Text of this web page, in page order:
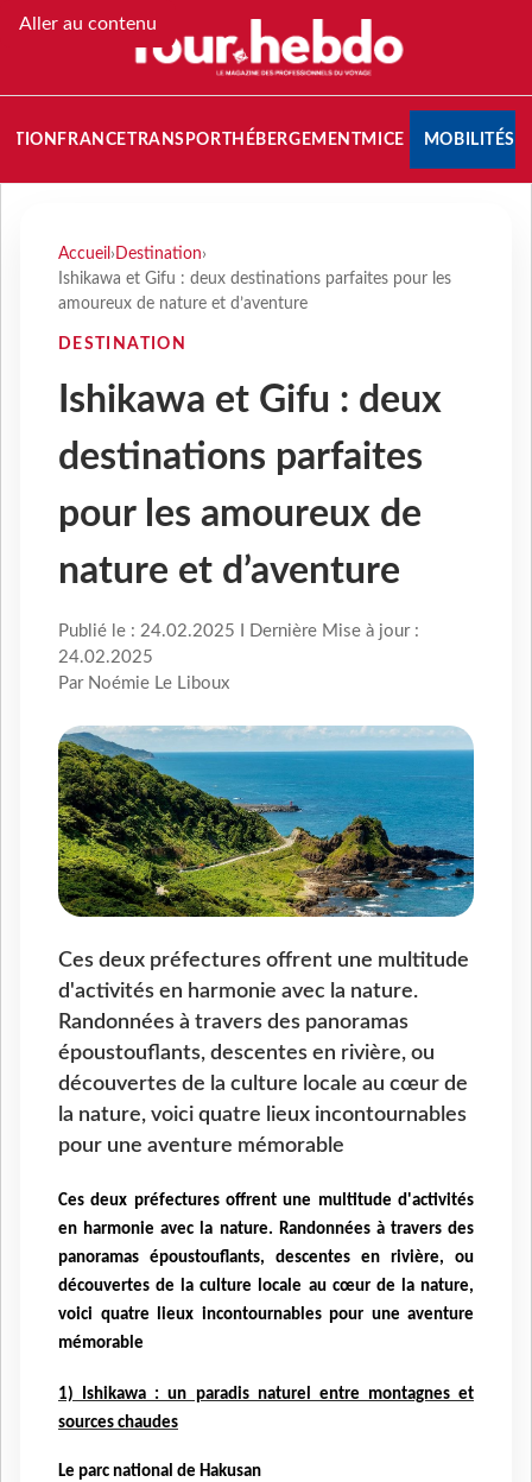
Aller au contenu
FRANCETRANSPORT HÉBERGEMENTMICE MOBILITÉS
Accueil › Destination›
Ishikawa et Gifu : deux destinations parfaites pour les
amoureux de nature et d’aventure
DESTINATION
Ishikawa et Gifu : deux
destinations parfaites
pour les amoureux de
nature et d’aventure
Publié le : 24.02.2025 I Dernière Mise à jour :
24.02.2025
Par Noémie Le Liboux
Ces deux préfectures offrent une multitude
d'activités en harmonie avec la nature.
Randonnées à travers des panoramas
époustouflants, descentes en rivière, ou
découvertes de la culture locale au cœur de
la nature, voici quatre lieux incontournables
pour une aventure mémorable
Ces deux préfectures offrent une multitude d'activités
en harmonie avec la nature. Randonnées à travers des
panoramas époustouflants, descentes en rivière, ou
découvertes de la culture locale au cœur de la nature,
voici quatre lieux incontournables pour une aventure
mémorable
1) Ishikawa : un paradis naturel entre montagnes et
sources chaudes
Le parc national de Hakusan